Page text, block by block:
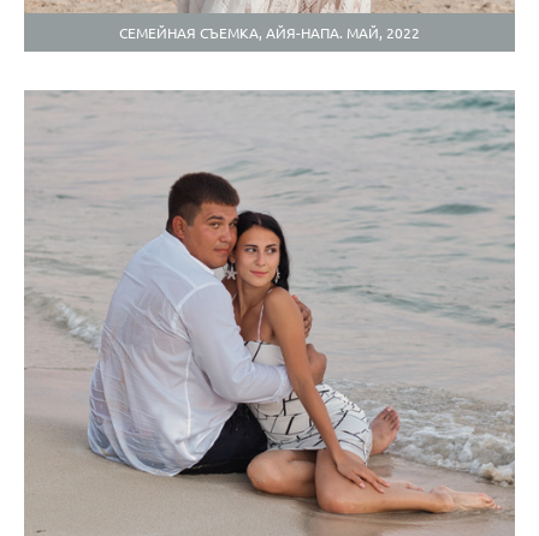
СЕМЕЙНАЯ СЪЕМКА, АЙЯ-НАПА. МАЙ, 2022